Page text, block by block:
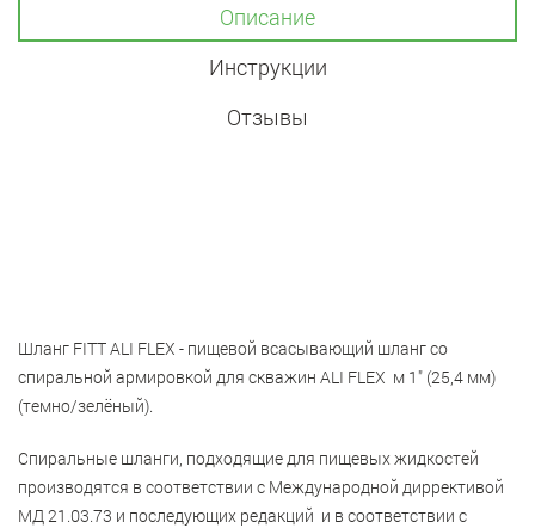
Описание
Инструкции
Отзывы
Шланг FITT ALI FLEX - пищевой всасывающий шланг со
спиральной армировкой для скважин ALI FLEX м 1" (25,4 мм)
(темно/зелёный).
Спиральные шланги, подходящие для пищевых жидкостей
производятся в соответствии с Международной диррективой
МД 21.03.73 и последующих редакций и в соответствии с